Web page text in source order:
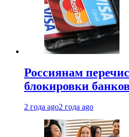
Россиянам
блокировки
2 года ago2 года ago